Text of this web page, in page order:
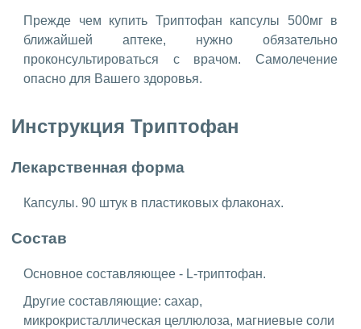
Прежде чем купить Триптофан капсулы 500мг в
ближайшей аптеке, нужно обязательно
проконсультироваться с врачом. Самолечение
опасно для Вашего здоровья.
Инструкция Триптофан
Лекарственная форма
Капсулы. 90 штук в пластиковых флаконах.
Состав
Основное составляющее - L-триптофан.
Другие составляющие: сахар,
микрокристаллическая целлюлоза, магниевые соли